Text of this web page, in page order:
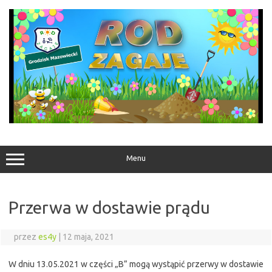
treści
Menu
Przerwa w dostawie prądu
przez es4y 12 maja, 2021
W dniu 13.05.2021 w części „B” mogą wystąpić przerwy w dostawie